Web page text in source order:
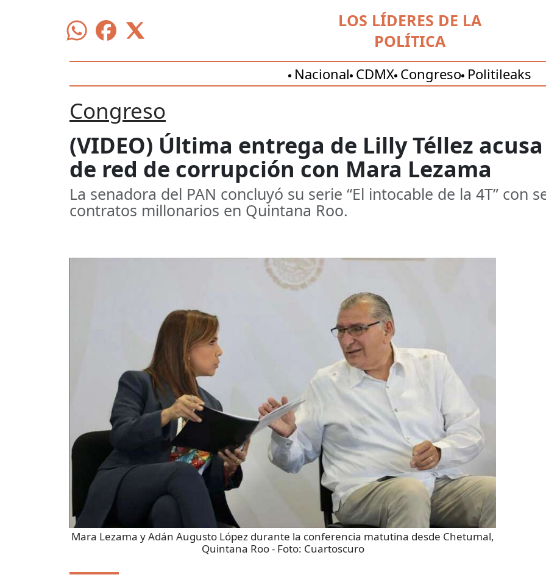
LOS LÍDERES DE LA
POLÍTICA
Nacional CDMX Congreso Politileaks
Congreso
(VIDEO) Última entrega de Lilly Téllez
de red de corrupción con Mara Lezama
La senadora del PAN concluyó su serie “El intocable de la 4T” con
contratos millonarios en Quintana Roo.
Mara Lezama y Adán Augusto López durante la conferencia matutina desde Chetumal,
Quintana Roo- Foto: Cuartoscuro